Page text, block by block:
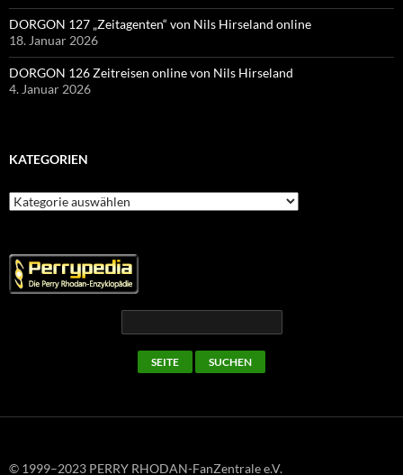
DORGON 127 „Zeitagenten“ von Nils Hirseland online
18. Januar 2026
DORGON 126 Zeitreisen online von Nils Hirseland
4. Januar 2026
KATEGORIEN
Kategorien
© 1999–2023 PERRY RHODAN-FanZentrale e.V.